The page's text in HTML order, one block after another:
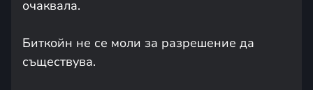
очаквала.
Биткойн не се моли за разрешение да
съществува.